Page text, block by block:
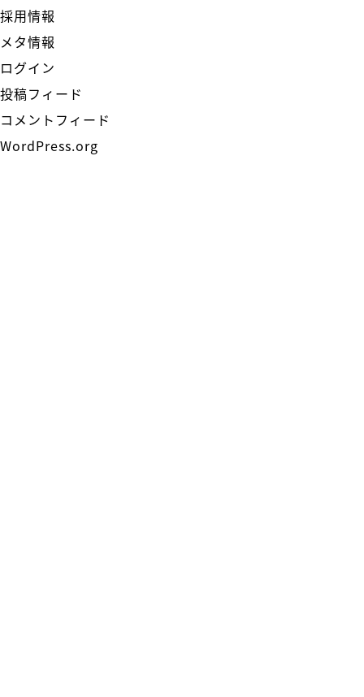
採用情報
メタ情報
ログイン
投稿フィード
コメントフィード
WordPress.org